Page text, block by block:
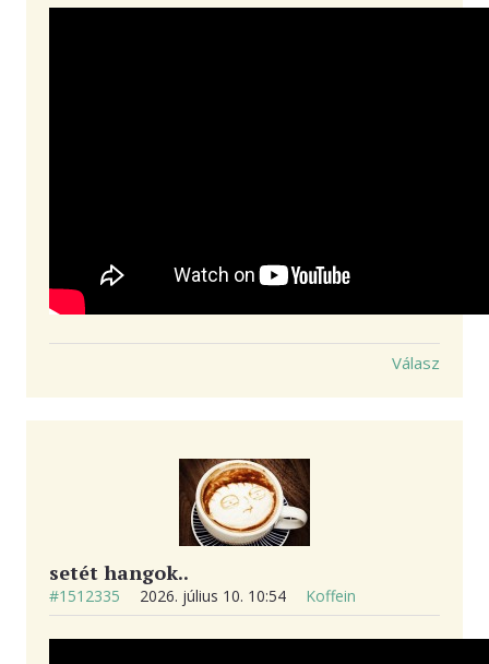
Válasz
setét hangok..
#1512335 2026. július 10. 10:54 Koffein